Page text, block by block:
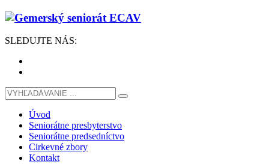
SLEDUJTE NÁS:
Úvod
Seniorátne presbyterstvo
Seniorátne predsedníctvo
Cirkevné zbory
Kontakt